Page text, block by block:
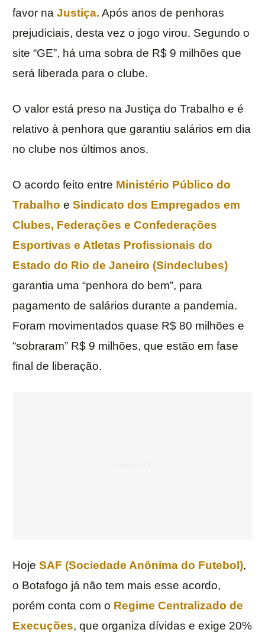
favor na Justiça. Após anos de penhoras
prejudiciais, desta vez o jogo virou. Segundo o
site “GE”, há uma sobra de R$ 9 milhões que
será liberada para o clube.
O valor está preso na Justiça do Trabalho e é
relativo à penhora que garantiu salários em dia
no clube nos últimos anos.
O acordo feito entre Ministério Público do
Trabalho e Sindicato dos Empregados em
Clubes, Federações e Confederações
Esportivas e Atletas Profissionais do
Estado do Rio de Janeiro (Sindeclubes)
garantia uma “penhora do bem”, para
pagamento de salários durante a pandemia.
Foram movimentados quase R$ 80 milhões e
“sobraram” R$ 9 milhões, que estão em fase
final de liberação.
Hoje SAF (Sociedade Anônima do Futebol),
o Botafogo já não tem mais esse acordo,
porém conta com o Regime Centralizado de
Execuções, que organiza dívidas e exige 20%